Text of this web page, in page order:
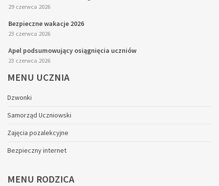
29 czerwca 2026
Bezpieczne wakacje 2026
23 czerwca 2026
Apel podsumowujący osiągnięcia uczniów
23 czerwca 2026
MENU UCZNIA
Dzwonki
Samorząd Uczniowski
Zajęcia pozalekcyjne
Bezpieczny internet
MENU RODZICA